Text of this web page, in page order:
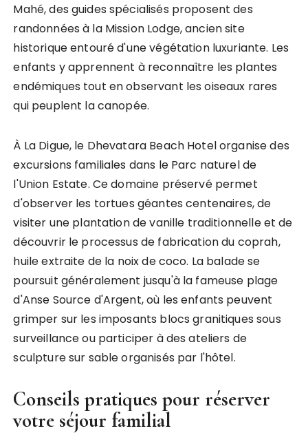
Mahé, des guides spécialisés proposent des
randonnées à la Mission Lodge, ancien site
historique entouré d'une végétation luxuriante. Les
enfants y apprennent à reconnaître les plantes
endémiques tout en observant les oiseaux rares
qui peuplent la canopée.
À La Digue, le Dhevatara Beach Hotel organise des
excursions familiales dans le Parc naturel de
l'Union Estate. Ce domaine préservé permet
d'observer les tortues géantes centenaires, de
visiter une plantation de vanille traditionnelle et de
découvrir le processus de fabrication du coprah,
huile extraite de la noix de coco. La balade se
poursuit généralement jusqu'à la fameuse plage
d'Anse Source d'Argent, où les enfants peuvent
grimper sur les imposants blocs granitiques sous
surveillance ou participer à des ateliers de
sculpture sur sable organisés par l'hôtel.
Conseils pratiques pour réserver
votre séjour familial